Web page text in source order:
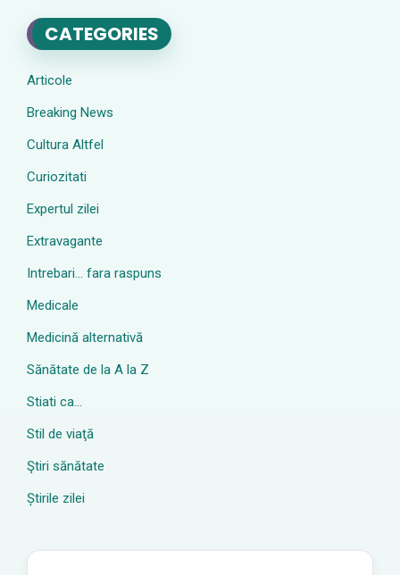
CATEGORIES
Articole
Breaking News
Cultura Altfel
Curiozitati
Expertul zilei
Extravagante
Intrebari… fara raspuns
Medicale
Medicină alternativă
Sănătate de la A la Z
Stiati ca…
Stil de viaţă
Ştiri sănătate
Știrile zilei